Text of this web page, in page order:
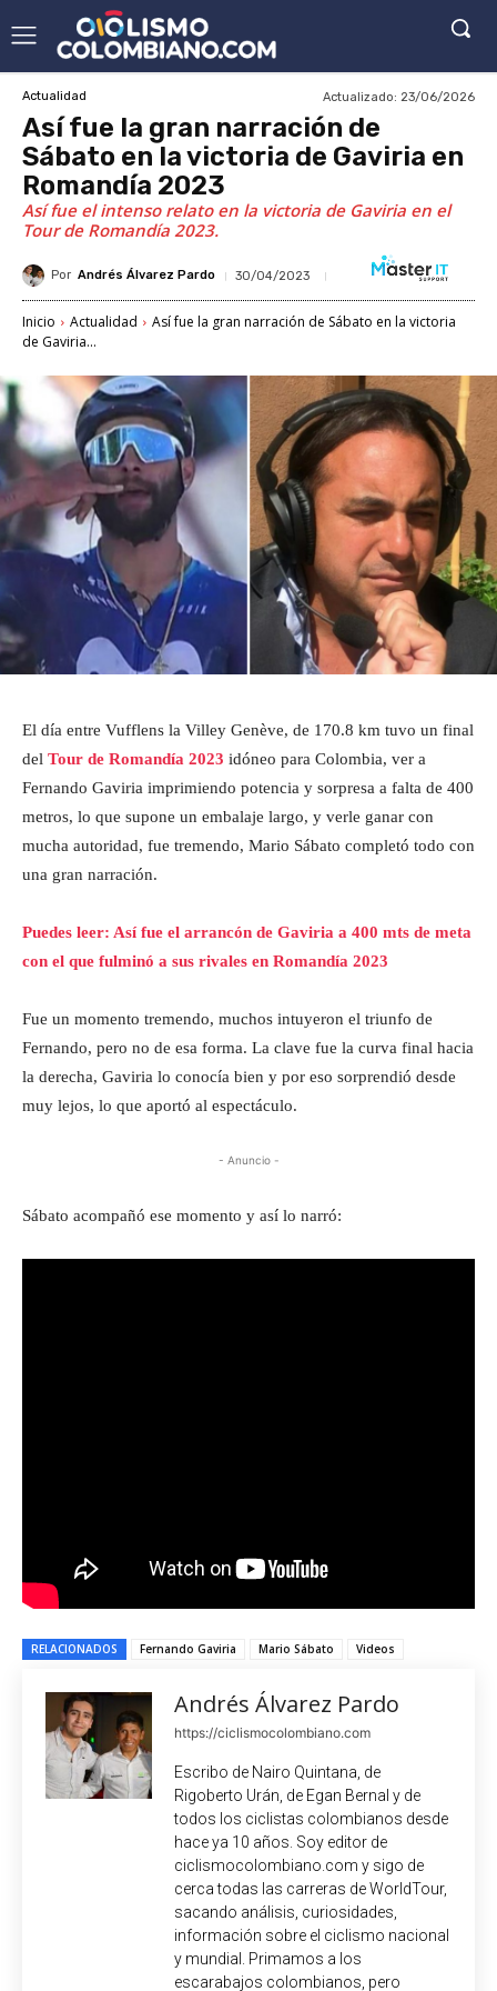
Actualidad Actualizado: 23/06/2026
Así fue la gran narración de
Sábato en la victoria de Gaviria en
Romandía 2023
Así fue el intenso relato en la victoria de Gaviria en el
Tour de Romandía 2023.
Por Andrés Álvarez Pardo 30/04/2023
Inicio Actualidad
Así fue la gran narración de Sábato en la victoria
de Gaviria...
El día entre Vufflens la Villey Genève, de 170.8 km tuvo un final
del Tour de Romandía 2023 idóneo para Colombia, ver a
Fernando Gaviria imprimiendo potencia y sorpresa a falta de 400
metros, lo que supone un embalaje largo, y verle ganar con
mucha autoridad, fue tremendo, Mario Sábato completó todo con
una gran narración.
Puedes leer: Así fue el arrancón de Gaviria a 400 mts de meta
con el que fulminó a sus rivales en Romandía 2023
Fue un momento tremendo, muchos intuyeron el triunfo de
Fernando, pero no de esa forma. La clave fue la curva final hacia
la derecha, Gaviria lo conocía bien y por eso sorprendió desde
muy lejos, lo que aportó al espectáculo.
- Anuncio -
Sábato acompañó ese momento y así lo narró:
RELACIONADOS Fernando Gaviria Mario Sábato Videos
Andrés Álvarez Pardo
https://ciclismocolombiano.com
Escribo de Nairo Quintana, de
Rigoberto Urán, de Egan Bernal y de
todos los ciclistas colombianos desde
hace ya 10 años. Soy editor de
ciclismocolombiano.com y sigo de
cerca todas las carreras de WorldTour,
sacando análisis, curiosidades,
información sobre el ciclismo nacional
y mundial. Primamos a los
escarabajos colombianos, pero